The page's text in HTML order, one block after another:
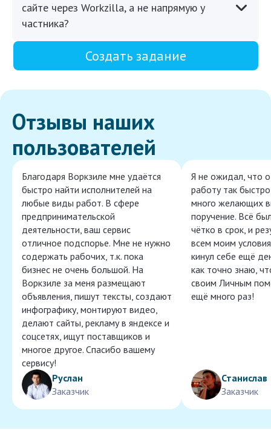
сайте через Workzilla, а не напрямую у
частника?
Создать задание
Отзывы наших
пользователей
Благодаря Воркзиле мне удаётся
быстро найти исполнителей на
любые виды работ. В сфере
предпринимательской
деятельности, ваш сервис
отличное подспорье. Мне не нужно
содержать рабочих, т.к. пока
бизнес не очень большой. На
Воркзиле за меня размещают
объявления, пишут тексты, создают
инфографику, монтируют видео,
делают сайты, рекламу в яндексе и
соцсетях, ищут поставщиков и
многое другое. Спасибо вашему
сервису!
Руслан
Заказчик
Я не ожидал, что
работу так
много желающих
поручение. Всё
чётко в срок, и
всем моим
кинул себе ещё
как точно знаю,
своим Личным
ещё много раз!
Станислав
Заказчик